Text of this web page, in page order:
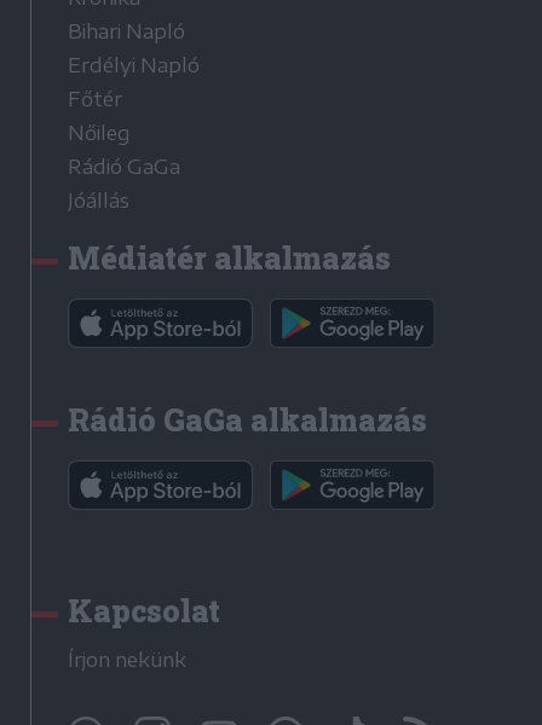
Bihari Napló
Erdélyi Napló
Főtér
Nőileg
Rádió GaGa
Jóállás
Médiatér alkalmazás
Rádió GaGa alkalmazás
Kapcsolat
Írjon nekünk